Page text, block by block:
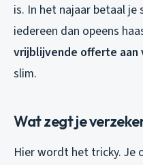
is. In het najaar betaal
iedereen dan opeens
vrijblijvende offerte aan
slim.
Wat zegt je
Hier wordt het tricky. Je